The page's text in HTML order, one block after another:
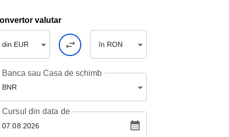
valutar
din EUR în RON
Banca sau Casa de schimb
BNR
07.08.2026
Cursuldin data de